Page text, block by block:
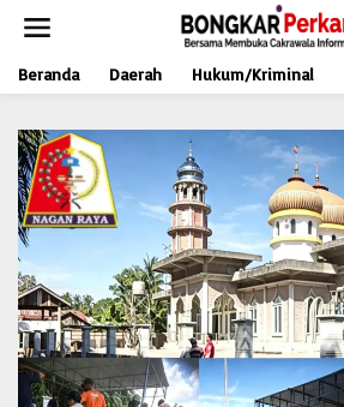
t
Beranda Daerah Hukum/Kriminal